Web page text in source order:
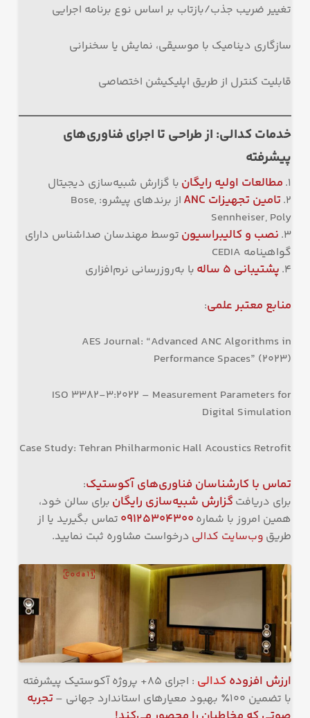
تغییر ضریب جذب/بازتاب بر اساس نوع برنامه اجرایی
سازگاری دینامیک با موسیقی، نمایش یا سخنرانی
قابلیت کنترل از طریق اپلیکیشن اختصاصی
خدمات کدالی: از طراحی تا اجرای فناوری‌های
پیشرفته
۱. مطالعات اولیه رایگان با گزارش شبیه‌سازی دیجیتال
۲. تامین تجهیزات
از برندهای پیشرو: Bose,
Sennheiser, Poly
۳. نصب و کالیبراسیون توسط مهندسان صداشناس دارای
گواهینامه CEDIA
۴. پشتیبانی ۵ ساله با به‌روزرسانی نرم‌افزاری
منابع معتبر علمی:
AES Journal: “Advanced ANC Algorithms in
Performance Spaces” (2023)
ISO 3382-3:2022 – Measurement Parameters for
Digital Simulation
Case Study: Tehran Philharmonic Hall Acoustics Retrofit
تماس با کارشناسان فناوری‌های آکوستیک:
برای دریافتگزارش شبیه‌سازی رایگان برای سالن خود،
همین امروز با شماره ۰۹۱۲۵۳۰۴۳۰۰ تماس بگیرید یا از
طریق وب‌سایت کدالی درخواست مشاوره ثبت نمایید.
ارزش افزودهکدالی
: اجرای ۸۵+ پروژه آکوستیک پیشرفته
با تضمین ۱۰۰٪ بهبود معیارهای استاندارد جهانی –
تجربه